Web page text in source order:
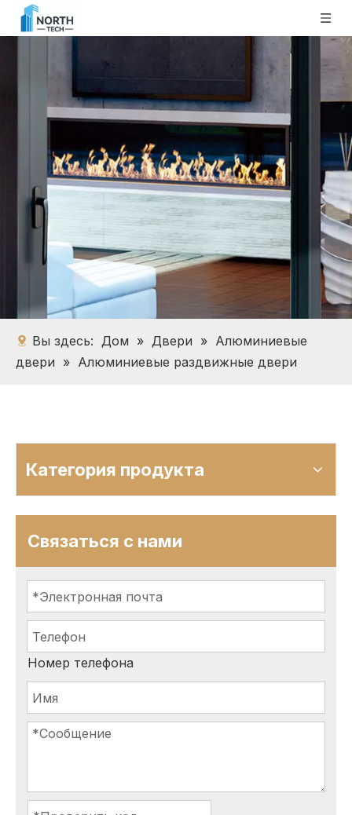
Вы здесь: Дом » Двери » Алюминиевые
двери » Алюминиевые раздвижные двери
Категория продукта
Связаться с нами
Номер телефона